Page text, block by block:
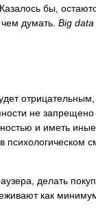
бы,
думать. Big
не запрещено
и иметь иные
психологическом
делать
как